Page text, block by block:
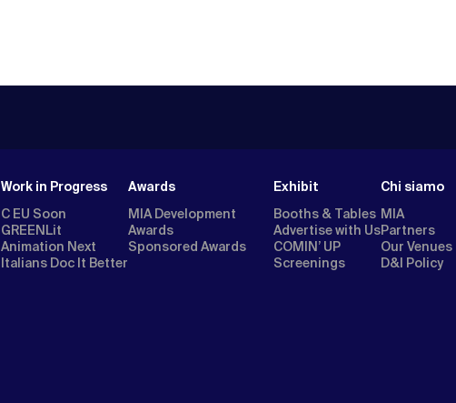
Work in Progress
C EU Soon
GREENLit
Animation Next
Italians Doc It Better
Awards
MIA Development
Awards
Sponsored Awards
Exhibit
Booths & Tables
Advertise with Us
COMIN’ UP
Screenings
Chi siamo
MIA
Partners
Our Venues
D&I Policy